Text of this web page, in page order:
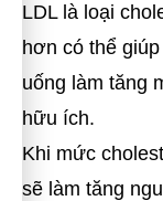
LDL là loại
hơn có thể
uống làm tăng
hữu ích.
Khi mức
sẽ làm tăng